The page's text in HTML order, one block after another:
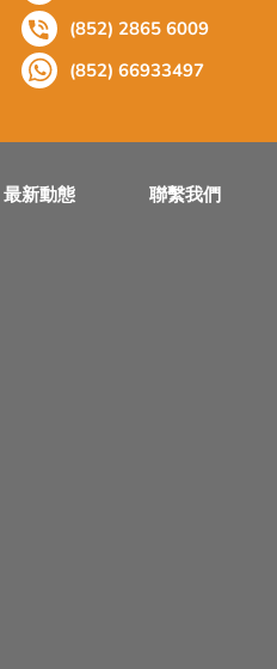
(852) 2865 6009
(852) 66933497
最新動態 聯繫我們